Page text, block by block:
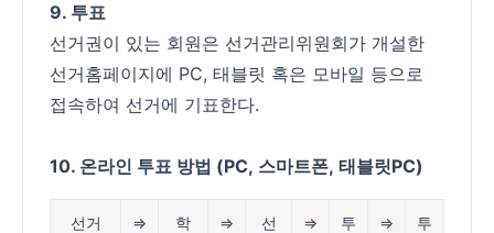
9. 투표
선거권이 있는 회원은 선거관리위원회가 개설한
선거홈페이지에 PC, 태블릿 혹은 모바일 등으로
접속하여 선거에 기표한다.
10. 온라인 투표 방법 (PC, 스마트폰, 태블릿PC)
선거
⇒
학
⇒
선
⇒
투
⇒
투